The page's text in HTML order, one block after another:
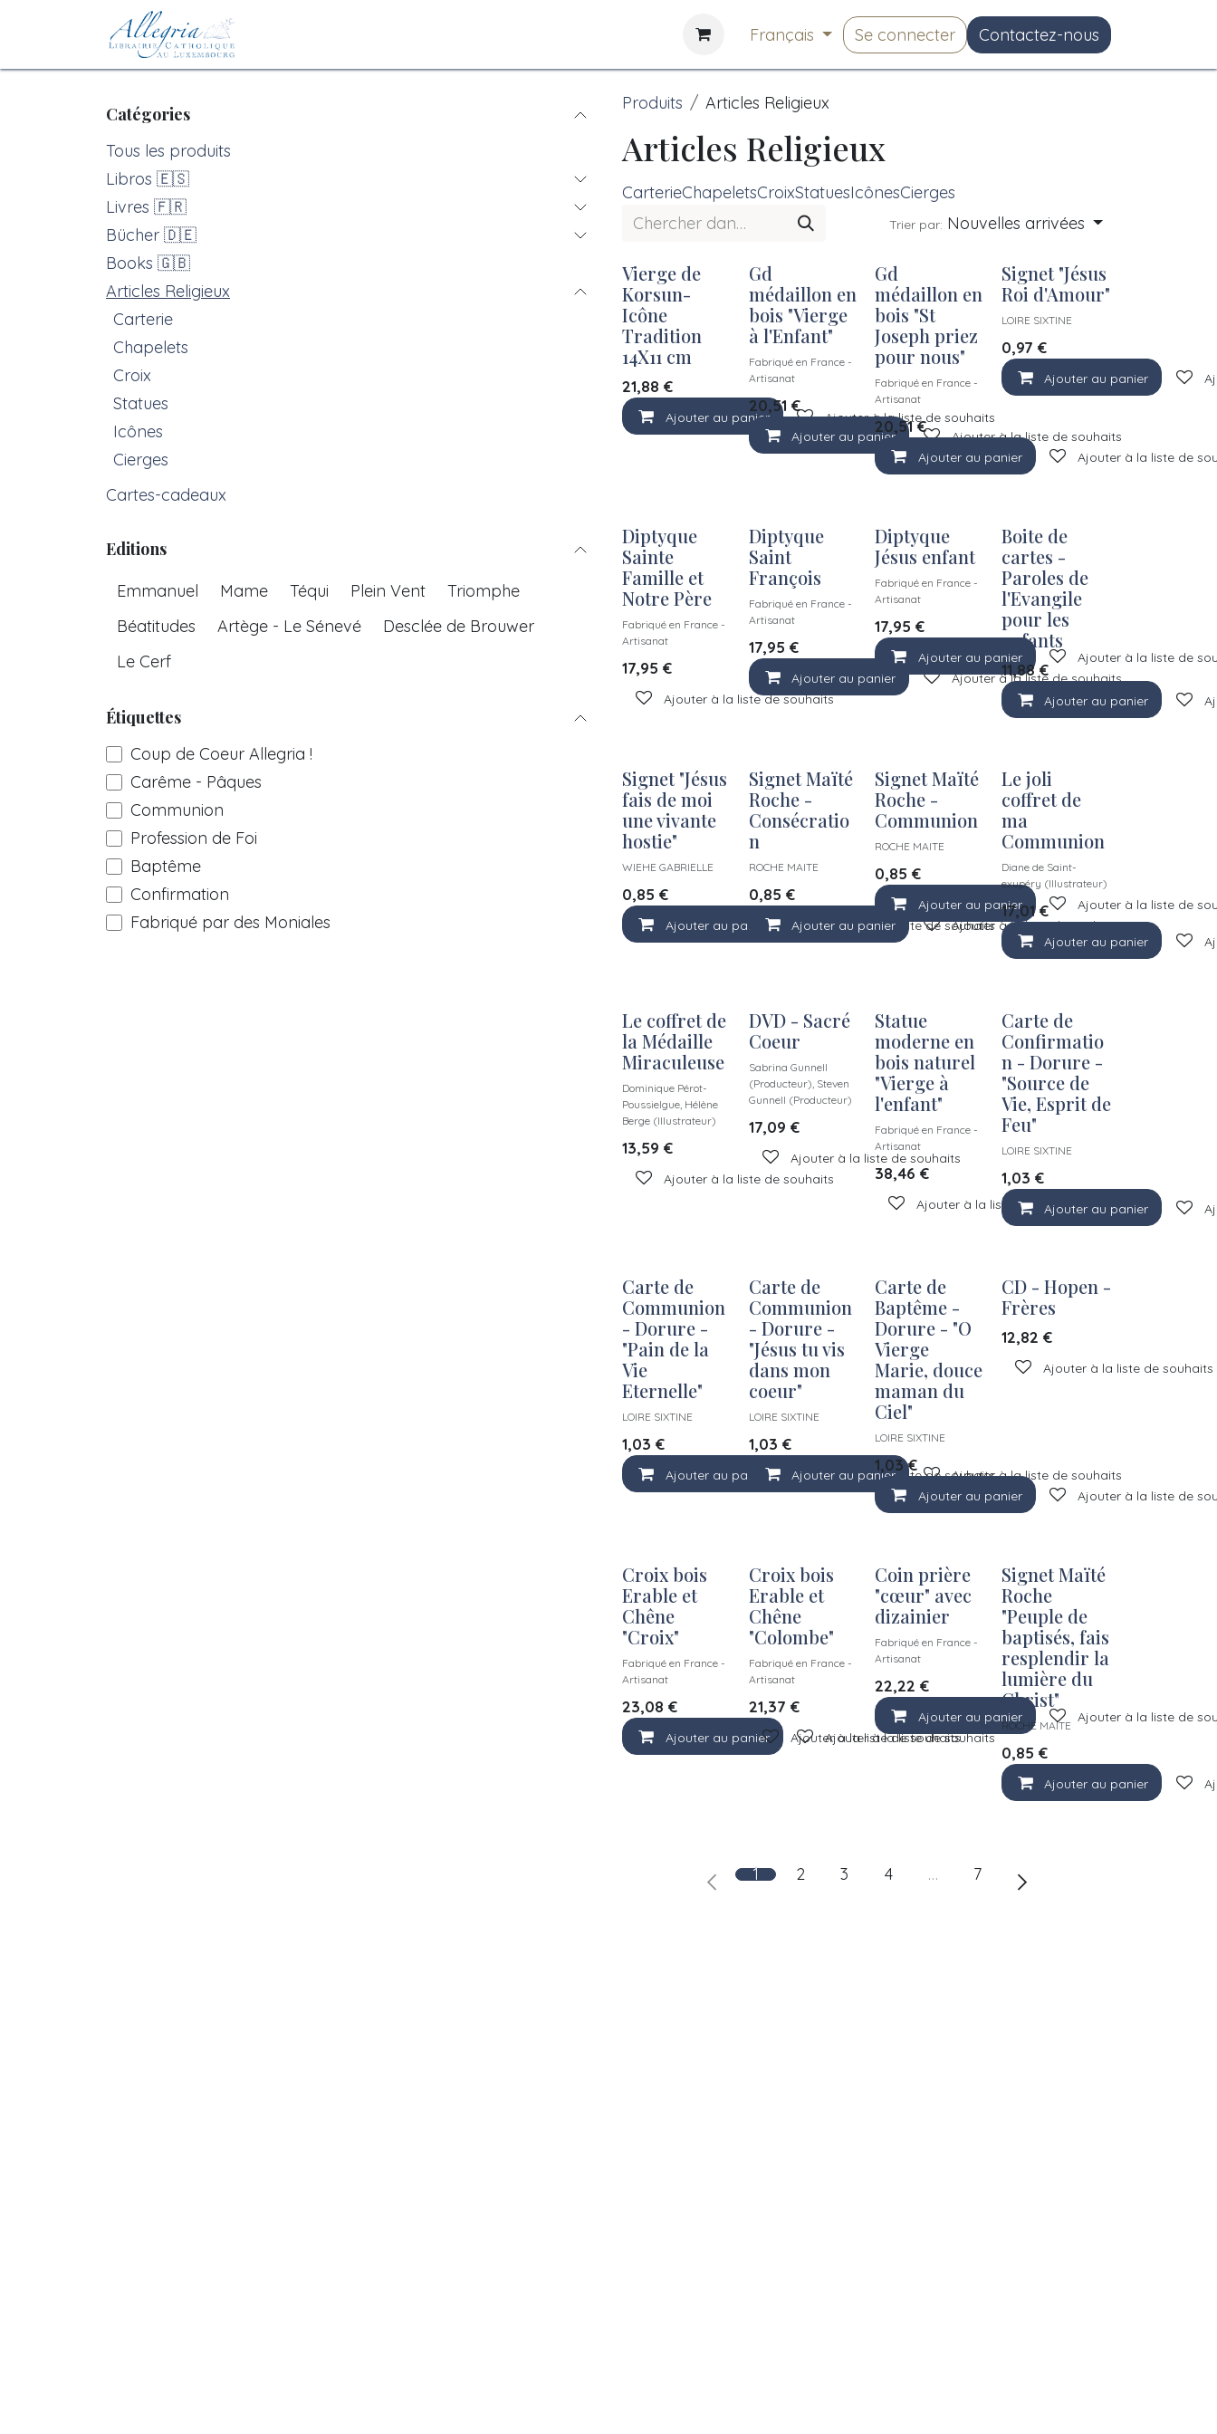
Se rendre au contenu
Français Se connecter Contactez-nous
Catégories
Tous les produits
Libros 🇪🇸
Livres 🇫🇷
Bücher 🇩🇪
Books 🇬🇧
Articles Religieux
Carterie
Chapelets
Croix
Statues
Icônes
Cierges
Cartes-cadeaux
Editions
Emmanuel Mame Téqui Plein Vent
Triomphe
Béatitudes
Artège - Le Sénevé
Desclée de Brouwer
Le Cerf
Étiquettes
Coup de Coeur Allegria !
Carême - Pâques
Communion
Profession de Foi
Baptême
Confirmation
Fabriqué par des Moniales
Produits Articles Religieux
Articles Religieux
CarterieChapeletsCroixStatuesIcônesCierges
Trier par: Nouvelles arrivées
Vierge de
Korsun-
Icône
Tradition
14X11 cm
21,88 €
Ajouter au panier Ajouter à la liste de souhaits
Gd
médaillon en
bois "Vierge
à l'Enfant"
Fabriqué en France -
Artisanat
20,51 €
Ajouter au panier Ajouter à la liste de souhaits
Gd
médaillon en
bois "St
Joseph priez
pour nous"
Fabriqué en France -
Artisanat
20,51€
Ajouter au panier Ajouter à la liste de
Signet "Jésus
Roi d'Amour"
LOIRE SIXTINE
0,97 €
Ajouter au panier
Diptyque
Sainte
Famille et
Notre Père
Fabriqué en France -
Artisanat
17,95 €
Ajouter à la liste de souhaits
Diptyque
Saint
François
Fabriqué en France -
Artisanat
17,95 €
Ajouter au panier Ajouter à la liste de souhaits
Diptyque
Jésus enfant
Fabriqué en France -
Artisanat
17,95 €
Ajouter au panier Ajouter à la liste de
Boite de
cartes -
Paroles de
l'Evangile
pour les
enfants
11,88€
Ajouter au panier
Signet "Jésus
fais de moi
une vivante
hostie"
WIEHE GABRIELLE
0,85 €
Ajouter au panier Ajouter à la liste de souhaits
Signet Maïté
Roche -
Consécratio
n
ROCHE MAITE
0,85 €
Ajouter au panier Ajouter à la liste de souhaits
Signet Maïté
Roche -
Communion
ROCHE MAITE
0,85 €
Ajouter au panier Ajouter à la liste de
Le joli
coffret de
ma
Communion
Diane de Saint-
exupéry (Illustrateur)
17,01€
Ajouter au panier
Le coffret de
la Médaille
Miraculeuse
Dominique Pérot-
Poussielgue, Hélène
Berge (Illustrateur)
13,59 €
Ajouter à la liste de souhaits
DVD - Sacré
Coeur
Sabrina Gunnell
(Producteur), Steven
Gunnell (Producteur)
17,09 €
Ajouter à la liste de souhaits
Statue
moderne en
bois naturel
"Vierge à
l'enfant"
Fabriqué en France -
Artisanat
38,46 €
Ajouter à la liste de souhaits
Carte de
Confirmatio
n - Dorure -
"Source de
Vie, Esprit de
Feu"
LOIRE SIXTINE
1,03 €
Ajouter au panier
Carte de
Communion
- Dorure -
"Pain de la
Vie
Eternelle"
LOIRE SIXTINE
1,03 €
Ajouter au panier Ajouter à la liste de souhaits
Carte de
Communion
- Dorure -
"Jésus tu vis
dans mon
coeur"
LOIRE SIXTINE
1,03 €
Ajouter au panier Ajouter à la liste de souhaits
Carte de
Baptême -
Dorure - "O
Vierge
Marie, douce
maman du
Ciel"
LOIRE SIXTINE
1,03€
Ajouter au panier Ajouter à la liste de
CD - Hopen -
Frères
12,82 €
Ajouter à la liste de souhaits
Croix bois
Erable et
Chêne
"Croix"
Fabriqué en France -
Artisanat
23,08 €
Ajouter au panier Ajouter à la liste de souhaits
Croix bois
Erable et
Chêne
"Colombe"
Fabriqué en France -
Artisanat
21,37 €
Ajouter à la liste de souhaits
Coin prière
"cœur" avec
dizainier
Fabriqué en France -
Artisanat
22,22 €
Ajouter au panier Ajouter à la liste de
Signet Maïté
Roche
"Peuple de
baptisés, fais
resplendir la
lumière du
Christ"
ROCHE MAITE
0,85 €
Ajouter au panier
1 2 3 4 … 7